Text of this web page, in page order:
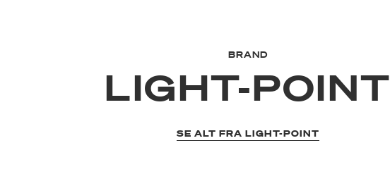
BRAND
LIGHT-POINT
SE ALT FRA LIGHT-POINT